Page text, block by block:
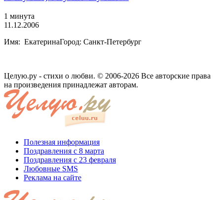
1 минута
11.12.2006
Имя: ЕкатеринаГород: Санкт-Петербург
Целую.ру - стихи о любви. © 2006-2026 Все авторские права
на произведения принадлежат авторам.
Полезная информация
Поздравления с 8 марта
Поздравления с 23 февраля
Любовные SMS
Реклама на сайте